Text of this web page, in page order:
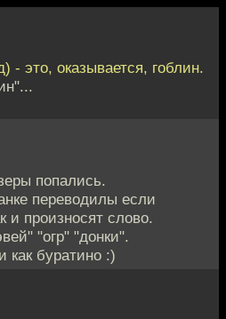
- это, оказывается, гоблин.
попались.
переводилы если
и произносят слово.
"огр" "донки".
как буратино :)